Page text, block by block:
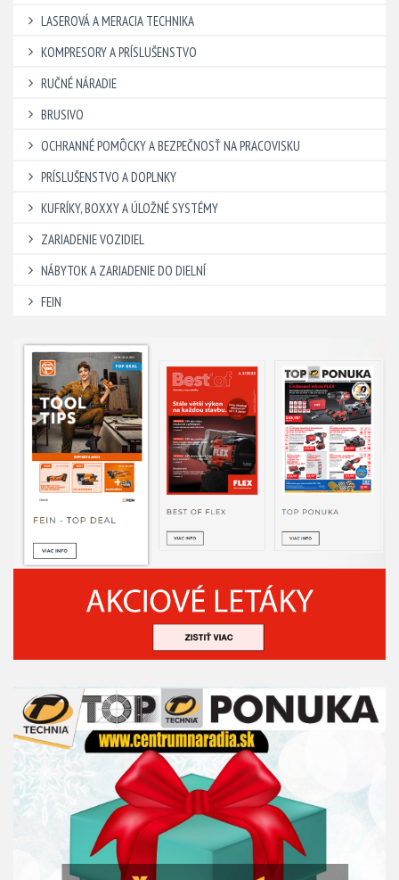
LASEROVÁ A MERACIA TECHNIKA
KOMPRESORY A PRÍSLUŠENSTVO
RUČNÉ NÁRADIE
BRUSIVO
OCHRANNÉ POMÔCKY A BEZPEČNOSŤ NA PRACOVISKU
PRÍSLUŠENSTVO A DOPLNKY
KUFRÍKY, BOXXY A ÚLOŽNÉ SYSTÉMY
ZARIADENIE VOZIDIEL
NÁBYTOK A ZARIADENIE DO DIELNÍ
FEIN